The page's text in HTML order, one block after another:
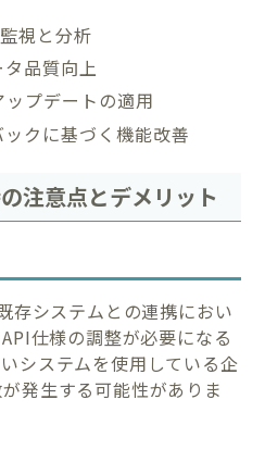
視と分析
品質向上
プデートの適用
クに基づく機能改善
注意点とデメリット
存システムとの連携におい
仕様の調整が必要になる
システムを使用している企
発生する可能性がありま